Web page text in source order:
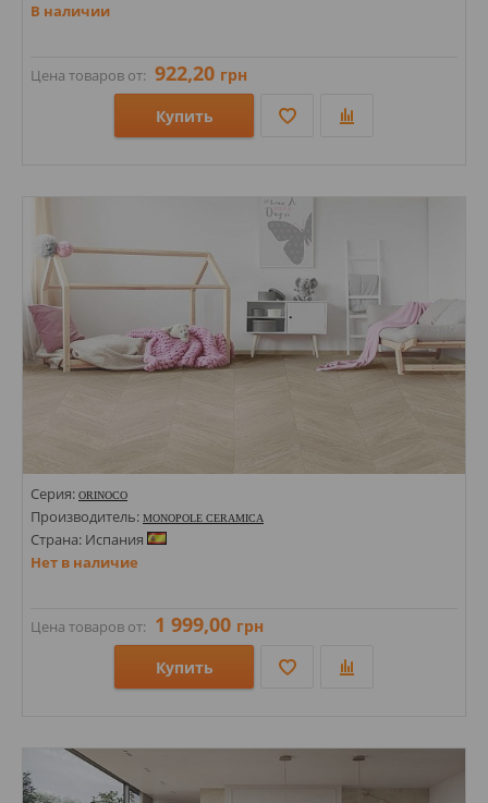
В наличии
Цена товаров от: 922,20 грн
Купить
Стили: Под камень; Под гальку; Моноколор;
Серия: ORINOCO
Производитель: MONOPOLE CERAMICA
Страна: Испания
Нет в наличие
Цена товаров от: 1 999,00 грн
Купить
Стили: Под дерево; Под ламинат;